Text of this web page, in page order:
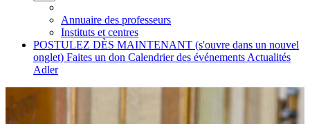
Annuaire des professeurs
Instituts et centres
POSTULEZ DÈS MAINTENANT (s'ouvre dans un nouvel
onglet) Faites un don Calendrier des événements Actualités
Adler